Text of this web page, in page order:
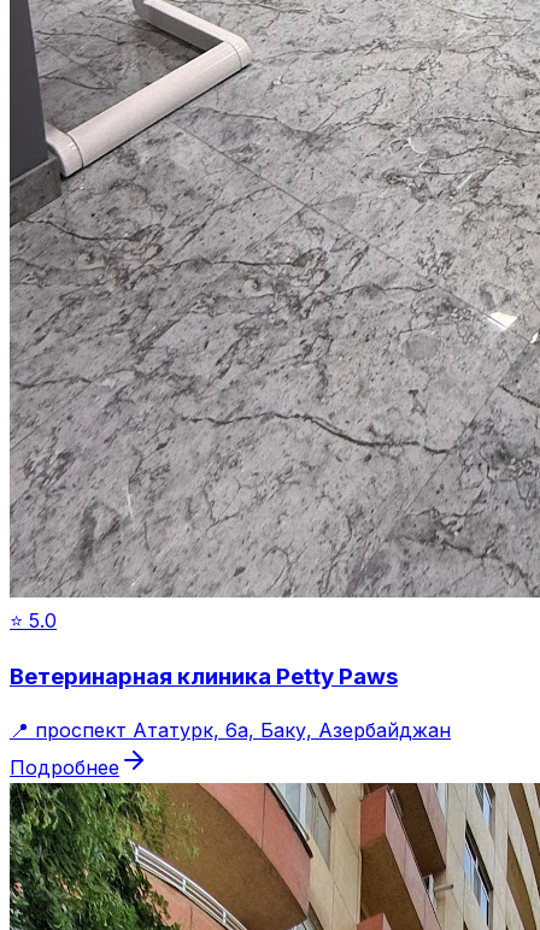
⭐ 5.0
Ветеринарная клиника Petty Paws
📍 проспект Ататурк, 6a, Баку, Азербайджан
Подробнее